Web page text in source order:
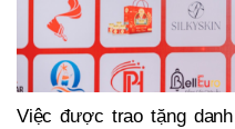
Việc được trao tặng